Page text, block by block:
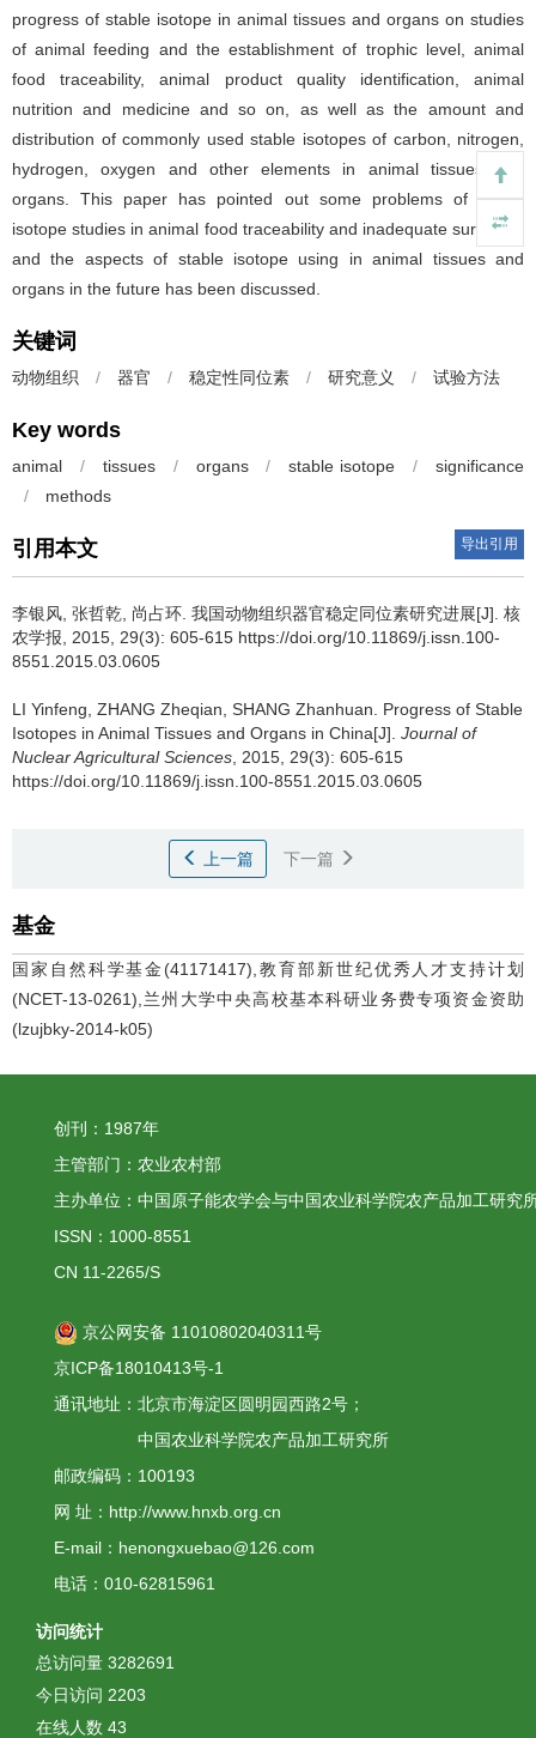
progress of stable isotope in animal tissues and organs on studies
of animal feeding and the establishment of trophic level, animal
food traceability, animal product quality identification, animal
nutrition and medicine and so on, as well as the amount and
distribution of commonly used stable isotopes of carbon, nitrogen,
hydrogen, oxygen and other elements in animal tissues and
organs. This paper has pointed out some problems of stable
isotope studies in animal food traceability and inadequate surviving,
and the aspects of stable isotope using in animal tissues and
organs in the future has been discussed.
关键词
动物组织 / 器官 / 稳定性同位素 / 研究意义 / 试验方法
Key words
animal / tissues / organs / stable isotope /
significance
/
methods
引用本文 导出引用
李银风, 张哲乾, 尚占环. 我国动物组织器官稳定同位素研究进展[J]. 核
农学报, 2015, 29(3): 605-615 https://doi.org/10.11869/j.issn.100-
8551.2015.03.0605
LI Yinfeng, ZHANG Zheqian, SHANG Zhanhuan. Progress of Stable
Isotopes in Animal Tissues and Organs in China[J]. Journal of
Nuclear Agricultural Sciences , 2015, 29(3): 605-615
https://doi.org/10.11869/j.issn.100-8551.2015.03.0605
上一篇 下一篇
基金
国家自然科学基金(41171417),教育部新世纪优秀人才支持计划
(NCET-13-0261),兰州大学中央高校基本科研业务费专项资金资助
(lzujbky-2014-k05)
创刊：1987年
主管部门：农业农村部
主办单位：中国原子能农学会与中国农业科学院农产品加工研究
ISSN：1000-8551
CN 11-2265/S
京公网安备 11010802040311号
京ICP备18010413号-1
通讯地址：北京市海淀区圆明园西路2号；
中国农业科学院农产品加工研究所
邮政编码：100193
网 址：http://www.hnxb.org.cn
E-mail：henongxuebao@126.com
电话：010-62815961
访问统计
总访问量 3282691
今日访问 2203
在线人数 43